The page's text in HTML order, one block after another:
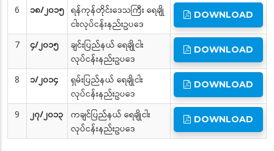
6 ၁၈/၂၀၁၅ ရန်ကုန်တိုင်းဒေသကြီး ရေချို
ငါးလုပ်ငန်းနည်းဥပဒေ
DOWNLOAD
7 ၄/၂၀၁၅
ချင်းပြည်နယ် ရေချိုငါး
လုပ်ငန်းနည်းဥပဒေ
DOWNLOAD
8 ၁/၂၀၁၄
ရှမ်းပြည်နယ် ရေချိုငါး
လုပ်ငန်းနည်းဥပဒေ
DOWNLOAD
9 ၂၇/၂၀၁၃
ကချင်ပြည်နယ် ရေချိုငါး
လုပ်ငန်းနည်းဥပဒေ
DOWNLOAD